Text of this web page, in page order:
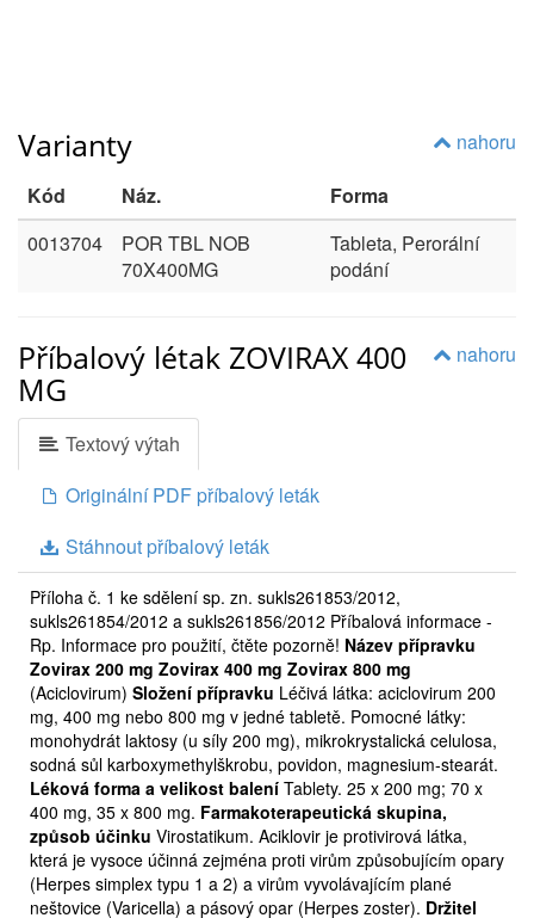
nahoru
Varianty
Kód Náz.
Forma
0013704
POR TBL NOB
70X400MG
Tableta, Perorální
podání
nahoru
Příbalový létak ZOVIRAX 400
MG
Textový výtah
Originální PDF příbalový leták
Stáhnout příbalový leták
Příloha č. 1 ke sdělení sp. zn. sukls261853/2012,
sukls261854/2012 a sukls261856/2012 Příbalová informace -
Rp. Informace pro použití, čtěte pozorně! Název přípravku
Zovirax 200 mg Zovirax 400 mg Zovirax 800 mg
(Aciclovirum) Složení přípravku Léčivá látka: aciclovirum 200
mg, 400 mg nebo 800 mg v jedné tabletě. Pomocné látky:
monohydrát laktosy (u síly 200 mg), mikrokrystalická celulosa,
sodná sůl karboxymethylškrobu, povidon, magnesium-stearát.
Léková forma a velikost balení Tablety. 25 x 200 mg; 70 x
400 mg, 35 x 800 mg. Farmakoterapeutická skupina,
způsob účinku Virostatikum. Aciklovir je protivirová látka,
která je vysoce účinná zejména proti virům způsobujícím opary
(Herpes simplex typu 1 a 2) a virům vyvolávajícím plané
neštovice (Varicella) a pásový opar (Herpes zoster). Držitel